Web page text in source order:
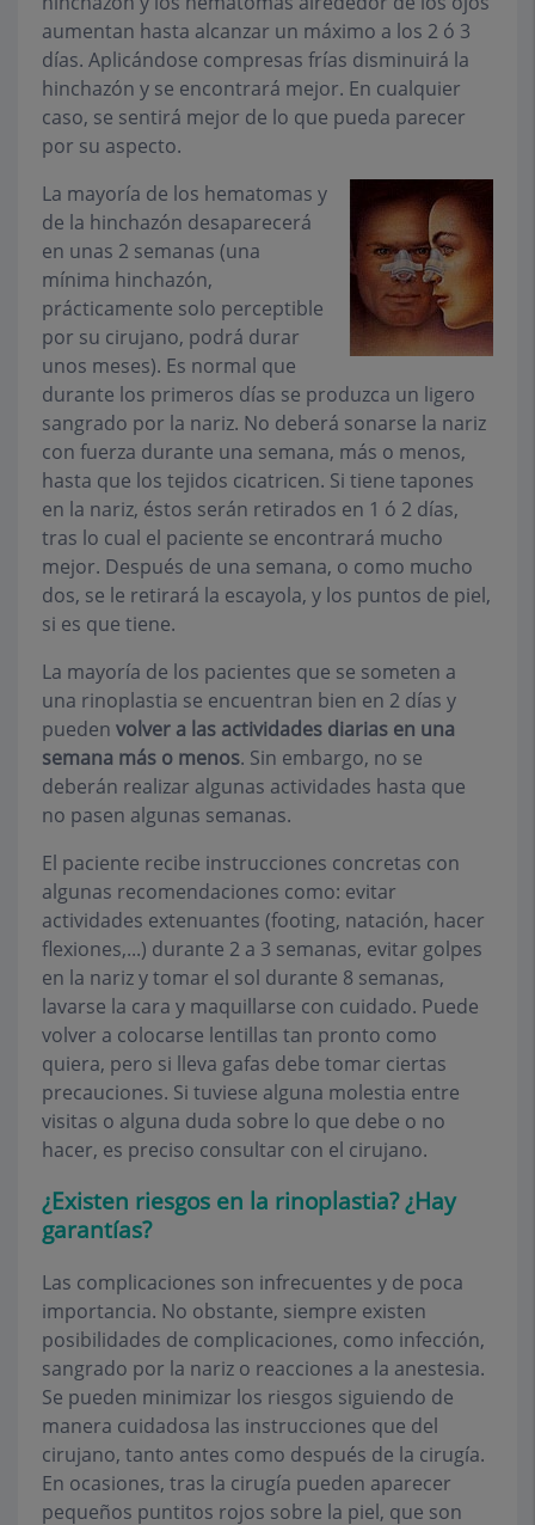
aumentan hasta alcanzar un máximo a los 2 ó 3
días. Aplicándose compresas frías disminuirá la
hinchazón y se encontrará mejor. En cualquier
caso, se sentirá mejor de lo que pueda parecer
por su aspecto.
La mayoría de los hematomas y
de la hinchazón desaparecerá
en unas 2 semanas (una
mínima hinchazón,
prácticamente solo perceptible
por su cirujano, podrá durar
unos meses). Es normal que
durante los primeros días se produzca un ligero
sangrado por la nariz. No deberá sonarse la nariz
con fuerza durante una semana, más o menos,
hasta que los tejidos cicatricen. Si tiene tapones
en la nariz, éstos serán retirados en 1 ó 2 días,
tras lo cual el paciente se encontrará mucho
mejor. Después de una semana, o como mucho
dos, se le retirará la escayola, y los puntos de piel,
si es que tiene.
La mayoría de los pacientes que se someten a
una rinoplastia se encuentran bien en 2 días y
pueden volver a las actividades diarias en una
semana más o menos. Sin embargo, no se
deberán realizar algunas actividades hasta que
no pasen algunas semanas.
El paciente recibe instrucciones concretas con
algunas recomendaciones como: evitar
actividades extenuantes (footing, natación, hacer
flexiones,...) durante 2 a 3 semanas, evitar golpes
en la nariz y tomar el sol durante 8 semanas,
lavarse la cara y maquillarse con cuidado. Puede
volver a colocarse lentillas tan pronto como
quiera, pero si lleva gafas debe tomar ciertas
precauciones. Si tuviese alguna molestia entre
visitas o alguna duda sobre lo que debe o no
hacer, es preciso consultar con el cirujano.
¿Existen riesgos en la rinoplastia? ¿Hay
garantías?
Las complicaciones son infrecuentes y de poca
importancia. No obstante, siempre existen
posibilidades de complicaciones, como infección,
sangrado por la nariz o reacciones a la anestesia.
Se pueden minimizar los riesgos siguiendo de
manera cuidadosa las instrucciones que del
cirujano, tanto antes como después de la cirugía.
En ocasiones, tras la cirugía pueden aparecer
pequeños puntitos rojos sobre la piel, que son